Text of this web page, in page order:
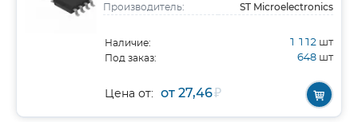
Производитель: ST Microelectronics
Наличие: 1 112 шт
Под заказ: 648 шт
Цена от: от 27,46₽